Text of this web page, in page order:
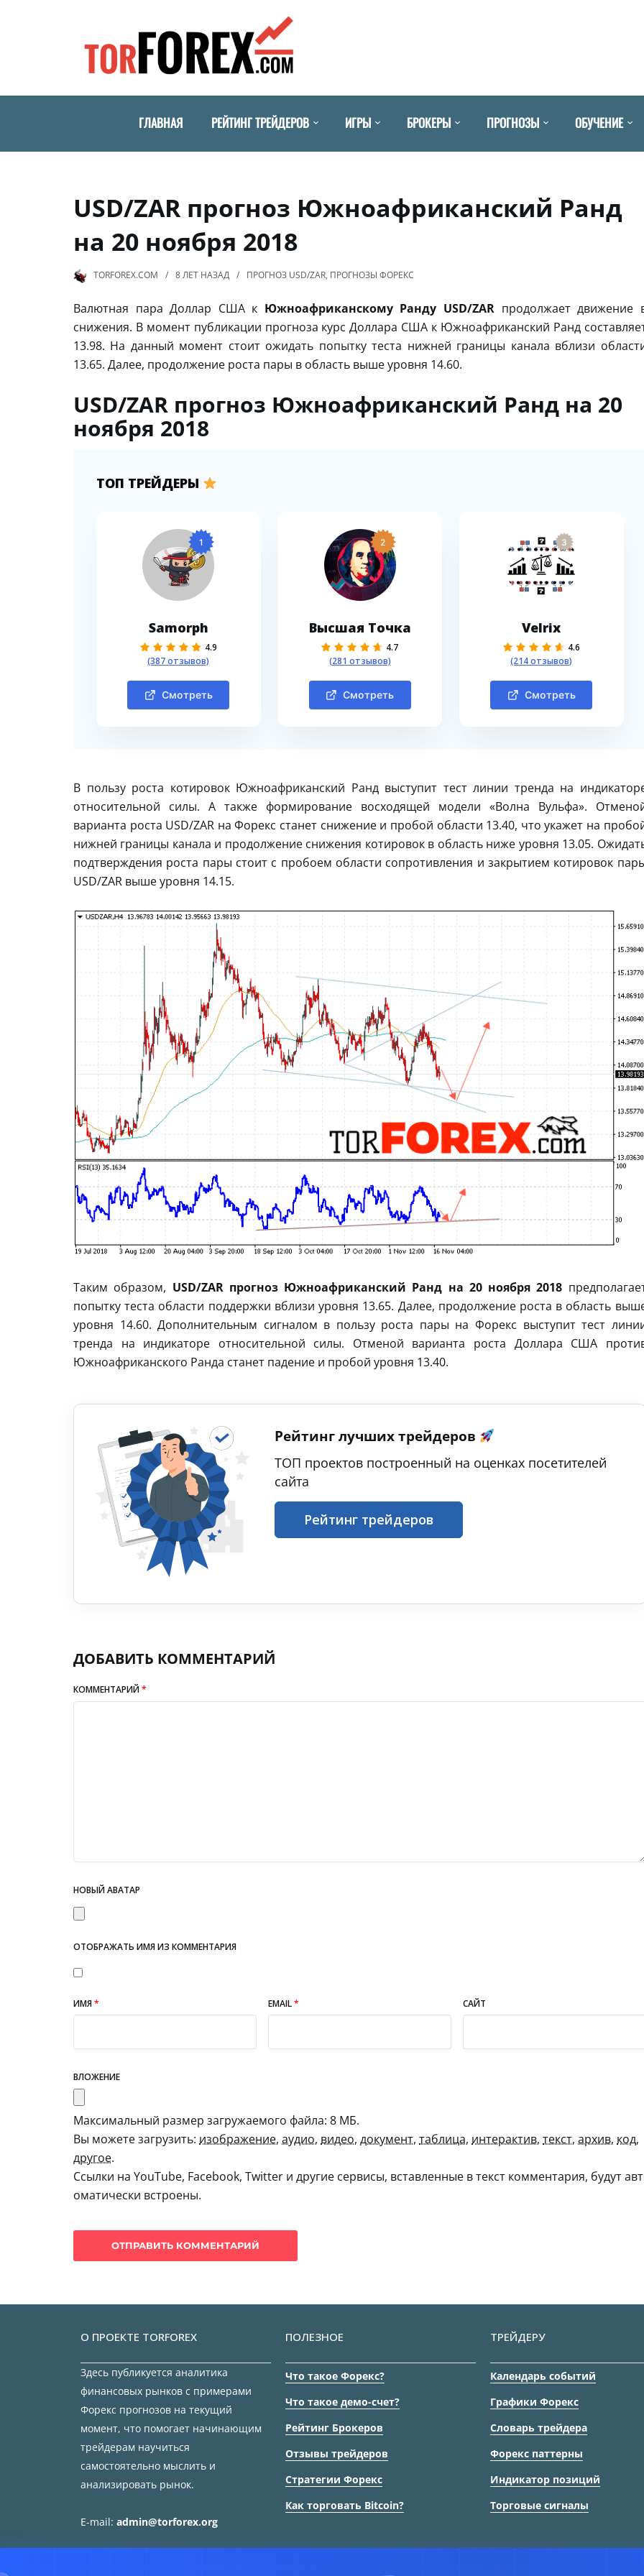
ГЛАВНАЯ РЕЙТИНГ ТРЕЙДЕРОВ ИГРЫ БРОКЕРЫ ПРОГНОЗЫ ОБУЧЕНИЕ
USD/ZAR прогноз Южноафриканский Ранд
на 20 ноября 2018
TORFOREX.COM 8 ЛЕТ НАЗАД ПРОГНОЗ USD/ZAR, ПРОГНОЗЫ ФОРЕКС
Валютная пара Доллар США к Южноафриканскому Ранду USD/ZARпродолжает движение
снижения. В момент публикации прогноза курс Доллара США к Южноафриканский Ранд
13.98. На данный момент стоит ожидать попытку теста нижней границы канала вблизи
13.65. Далее, продолжение роста пары в область выше уровня 14.60.
USD/ZAR прогноз Южноафриканский Ранд на 20
ноября 2018
ТОП ТРЕЙДЕРЫ
1
Samorph
4.9
(387 отзывов)
Смотреть
2
Высшая Точка
4.7
(281 отзывов)
Смотреть
3
Velrix
4.6
(214 отзывов)
Смотреть
В пользу роста котировок Южноафриканский Ранд выступит тест линии тренда на
относительной силы. А также формирование восходящей модели «Волна Вульфа».
варианта роста USD/ZAR на Форекс станет снижение и пробой области 13.40, что укажет на
нижней границы канала и продолжение снижения котировок в область ниже уровня 13.05.
подтверждения роста пары стоит с пробоем области сопротивления и закрытием котировок
USD/ZAR выше уровня 14.15.
Таким образом, USD/ZAR прогноз Южноафриканский Ранд на 20 ноября 2018
попытку теста области поддержки вблизи уровня 13.65. Далее, продолжение роста в область
уровня 14.60. Дополнительным сигналом в пользу роста пары на Форекс выступит тест
тренда на индикаторе относительной силы. Отменой варианта роста Доллара США
Южноафриканского Ранда станет падение и пробой уровня 13.40.
Рейтинг лучших трейдеров
ТОП проектов построенный на оценках посетителей
сайта
Рейтинг трейдеров
ДОБАВИТЬ КОММЕНТАРИЙ
КОММЕНТАРИЙ*
НОВЫЙ АВАТАР
ОТОБРАЖАТЬ ИМЯ ИЗ КОММЕНТАРИЯ
ИМЯ* EMAIL* САЙТ
ВЛОЖЕНИЕ
Максимальный размер загружаемого файла: 8 МБ.
Вы можете загрузить: изображение, аудио, видео, документ, таблица, интерактив, текст, архив, код,
другое.
Ссылки на YouTube, Facebook, Twitter и другие сервисы, вставленные в текст комментария, будут авт
оматически встроены.
О ПРОЕКТЕ TORFOREX
Здесь публикуется аналитика
финансовых рынков с примерами
Форекс прогнозов на текущий
момент, что помогает начинающим
трейдерам научиться
самостоятельно мыслить и
анализировать рынок.
E-mail: admin@torforex.org
ПОЛЕЗНОЕ
Что такое Форекс?
Что такое демо-счет?
Рейтинг Брокеров
Отзывы трейдеров
Стратегии Форекс
Как торговать Bitcoin?
ТРЕЙДЕРУ
Календарь событий
Графики Форекс
Словарь трейдера
Форекс паттерны
Индикатор позиций
Торговые сигналы